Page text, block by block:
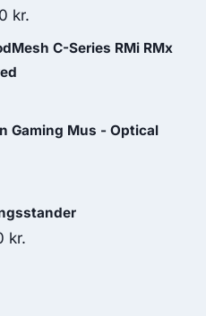
kr..
kr.
priceC-Series RMi RMx
Gaming Mus - Optical
kr.